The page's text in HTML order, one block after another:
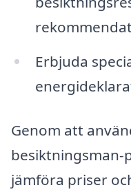
Erbjuda
Genom att
besiktningsman-
jämföra priser